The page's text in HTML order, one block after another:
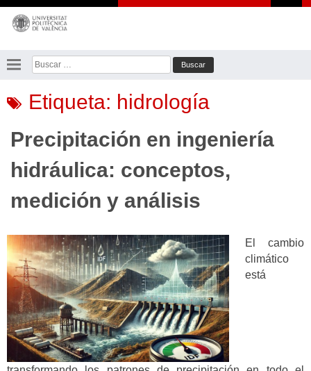
Saltar
contenido
Buscar:
Etiqueta: hidrología
Precipitación en ingeniería
hidráulica: conceptos,
medición y análisis
El cambio
climático
está